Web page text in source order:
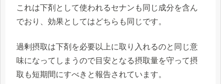
これは下剤として使われるセナンも同じ成分を含ん
でおり、効果としてはどちらも同じです。
過剰摂取は下剤を必要以上に取り入れるのと同じ意
味になってしまうので目安となる摂取量を守って摂
取も短期間にすべきと報告されています。